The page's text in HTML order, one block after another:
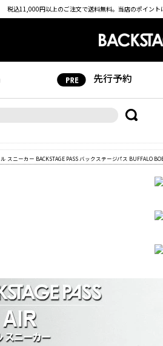
税込11,000円以上のご注文で送料無料。 当店のポイント
先行予約
スニーカー BACKSTAGE PASS バックステージパス BUFFALO